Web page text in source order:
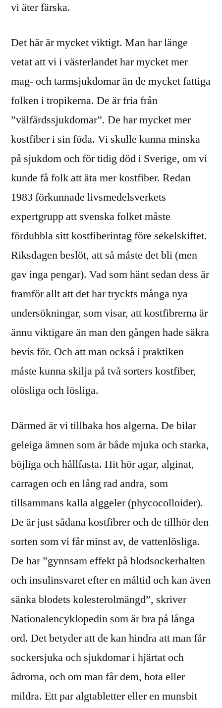
vi äter färska.
Det här är mycket viktigt. Man har länge
vetat att vi i västerlandet har mycket mer
mag- och tarmsjukdomar än de mycket fattiga
folken i tropikerna. De är fria från
”välfärdssjukdomar”. De har mycket mer
kostfiber i sin föda. Vi skulle kunna minska
på sjukdom och för tidig död i Sverige, om vi
kunde få folk att äta mer kostfiber. Redan
1983 förkunnade livsmedelsverkets
expertgrupp att svenska folket måste
fördubbla sitt kostfiberintag före sekelskiftet.
Riksdagen beslöt, att så måste det bli (men
gav inga pengar). Vad som hänt sedan dess är
framför allt att det har tryckts många nya
undersökningar, som visar, att kostfibrerna är
ännu viktigare än man den gången hade säkra
bevis för. Och att man också i praktiken
måste kunna skilja på två sorters kostfiber,
olösliga och lösliga.
Därmed är vi tillbaka hos algerna. De bilar
geleiga ämnen som är både mjuka och starka,
böjliga och hållfasta. Hit hör agar, alginat,
carragen och en lång rad andra, som
tillsammans kalla alggeler (phycocolloider).
De är just sådana kostfibrer och de tillhör den
sorten som vi får minst av, de vattenlösliga.
De har ”gynnsam effekt på blodsockerhalten
och insulinsvaret efter en måltid och kan även
sänka blodets kolesterolmängd”, skriver
Nationalencyklopedin som är bra på långa
ord. Det betyder att de kan hindra att man får
sockersjuka och sjukdomar i hjärtat och
ådrorna, och om man får dem, bota eller
mildra. Ett par algtabletter eller en munsbit